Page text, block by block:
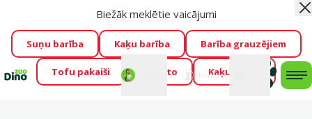
Visu mēnesi Dino Zoo piedāvā lieliskas cenas mīluļu TOP
barībām! 🍖→Skatīt piedāvājumu!
Fotokonkurss “GADA ŪSAIŅI”!
Varbūt tieši Tavs mīlulis
būs 2027. gada zvaigzne
→Piedalīties
Mans
konts
Biežāk meklētie vaicājumi
Suņu barība Kaķu barība Barība grauzējiem
Tofu pakaiši Foresto Kaķu mājas